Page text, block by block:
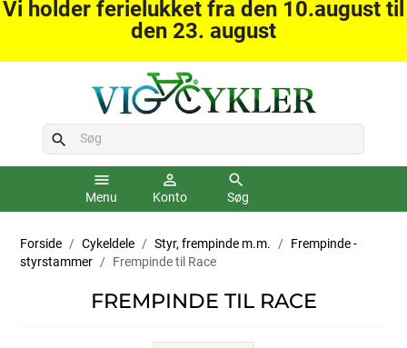
Vi holder ferielukket fra den 10.august til
den 23. august
search
menu
Menu
person_outline
Konto
search
Søg
Forside Cykeldele Styr, frempinde m.m.
Frempinde -
styrstammer
Frempinde til Race
FREMPINDE TIL RACE